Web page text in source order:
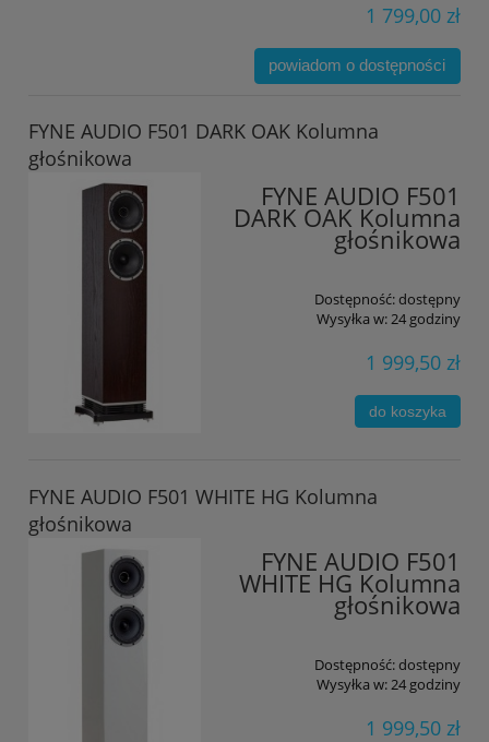
1 799,00 zł
powiadom o dostępności
FYNE AUDIO F501 DARK OAK Kolumna
głośnikowa
FYNE AUDIO F501
DARK OAK Kolumna
głośnikowa
Dostępność:dostępny
Wysyłka w:24 godziny
1 999,50 zł
do koszyka
FYNE AUDIO F501 WHITE HG Kolumna
głośnikowa
FYNE AUDIO F501
WHITE HG Kolumna
głośnikowa
Dostępność:dostępny
Wysyłka w:24 godziny
1 999,50 zł